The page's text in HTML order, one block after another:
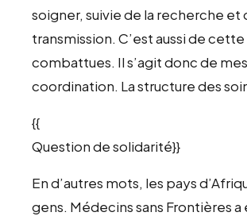
soigner, suivie de la recherche et
transmission. C’est aussi de
combattues. Il s’agit donc de
coordination. La structure des
{{
Question de solidarité}}
En d’autres mots, les pays
gens. Médecins sans Frontières